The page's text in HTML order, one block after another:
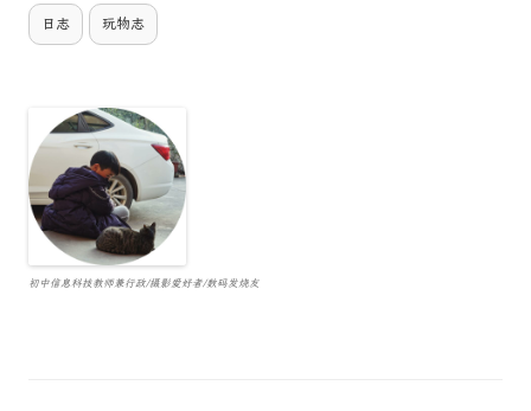
日志 玩物志
初中信息科技教师兼行政/摄影爱好者/数码发烧友